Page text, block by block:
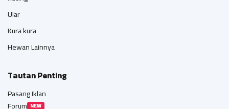
Ular
Kura kura
Hewan Lainnya
Tautan Penting
Pasang Iklan
Forum NEW